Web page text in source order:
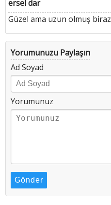
ersel dar
Güzel ama uzun olmuş biraz
Yorumunuzu Paylaşın
Ad Soyad
Yorumunuz
Gönder